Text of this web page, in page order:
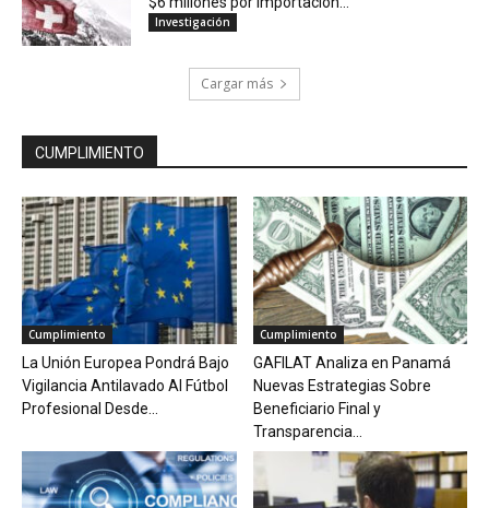
Investigación
Cargar más
CUMPLIMIENTO
Cumplimiento
La Unión Europea Pondrá Bajo
Vigilancia Antilavado Al Fútbol
Profesional Desde...
Cumplimiento
GAFILAT Analiza en Panamá
Nuevas Estrategias Sobre
Beneficiario Final y
Transparencia...